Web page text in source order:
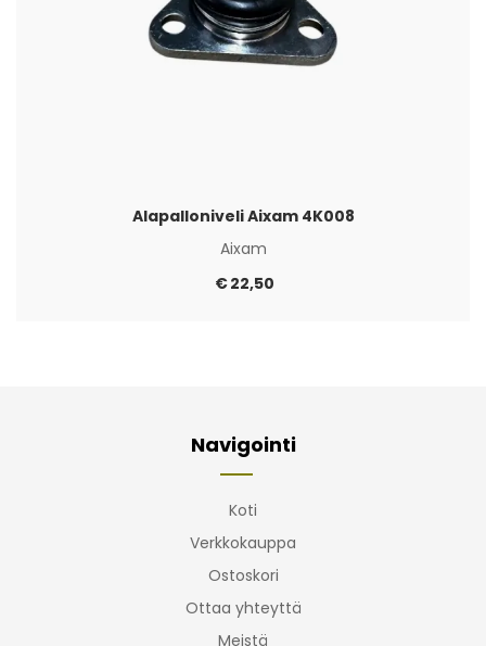
Alapalloniveli Aixam 4K008
Aixam
€22,50
Navigointi
Koti
Verkkokauppa
Ostoskori
Ottaa yhteyttä
Meistä